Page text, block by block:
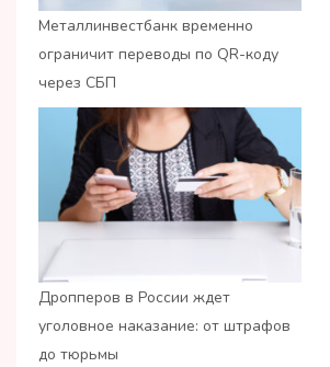
Металлинвестбанк временно
ограничит переводы по QR-коду
через СБП
Дропперов в России ждет
уголовное наказание: от штрафов
до тюрьмы